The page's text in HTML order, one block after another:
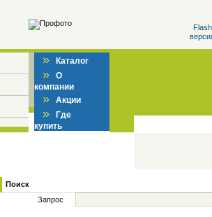
» Каталог
» О
компании
» Акции
» Где
купить
Поиск
Запрос